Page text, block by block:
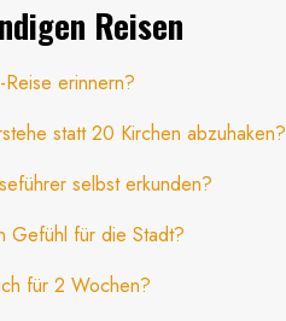
Reisen
erinnern?
statt 20 Kirchen abzuhaken?
selbst erkunden?
Gefühl für die Stadt?
für 2 Wochen?